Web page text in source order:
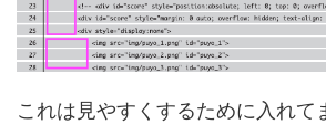
これは見やすくするために入れて